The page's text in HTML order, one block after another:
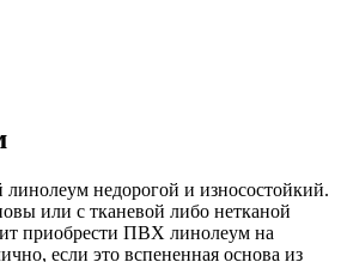
недорогой и износостойкий.
или с тканевой либо нетканой
приобрести ПВХ линолеум на
если это вспененная основа из